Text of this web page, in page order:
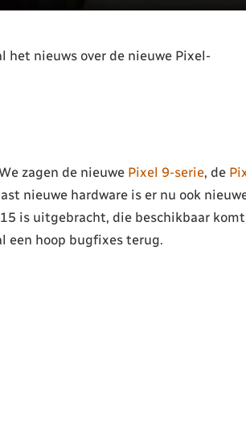
het nieuws over de nieuwe Pixel-
zagen de nieuwe Pixel 9-serie, de
nieuwe hardware is er nu ook
is uitgebracht, die beschikbaar komt
een hoop bugfixes terug.